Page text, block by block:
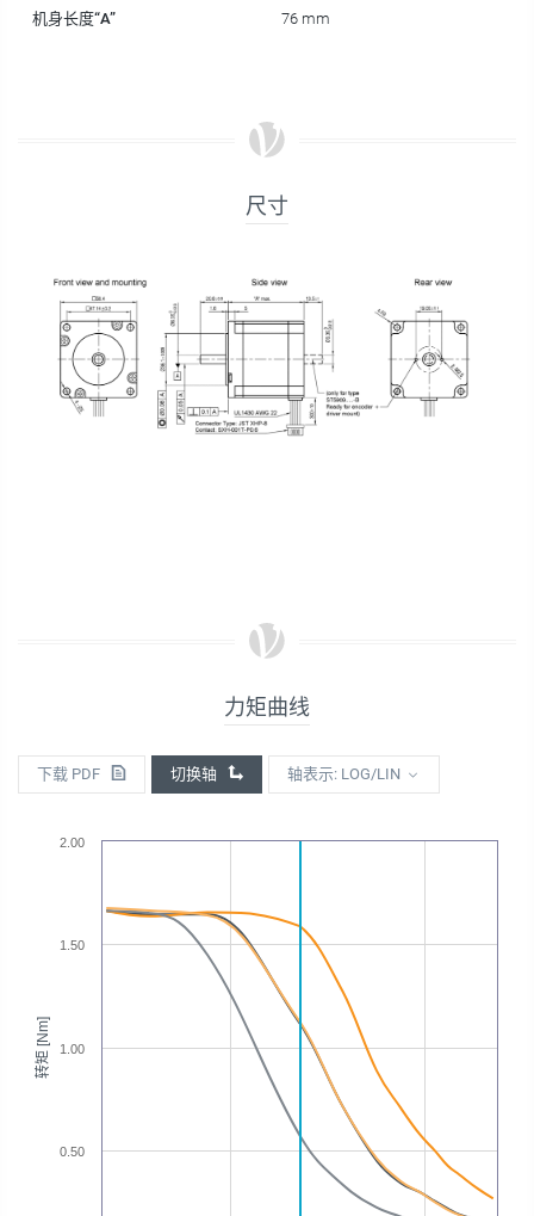
机身长度“A” 76 mm
尺寸
力矩曲线
下载 PDF 切换轴 轴表示: LOG/LIN
转矩 [Nm]
0.50
1.00
1.50
2.00